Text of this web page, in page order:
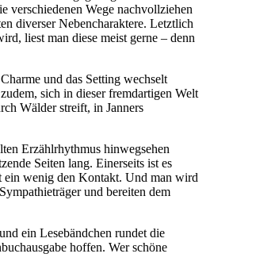
verschiedenen Wege nachvollziehen
diverser Nebencharaktere. Letztlich
liest man diese meist gerne – denn
und das Setting wechselt
sich in dieser fremdartigen Welt
Wälder streift, in Janners
Erzählrhythmus hinwegsehen
Seiten lang. Einerseits ist es
ein wenig den Kontakt. Und man wird
und bereiten dem
ein Lesebändchen rundet die
hoffen. Wer schöne